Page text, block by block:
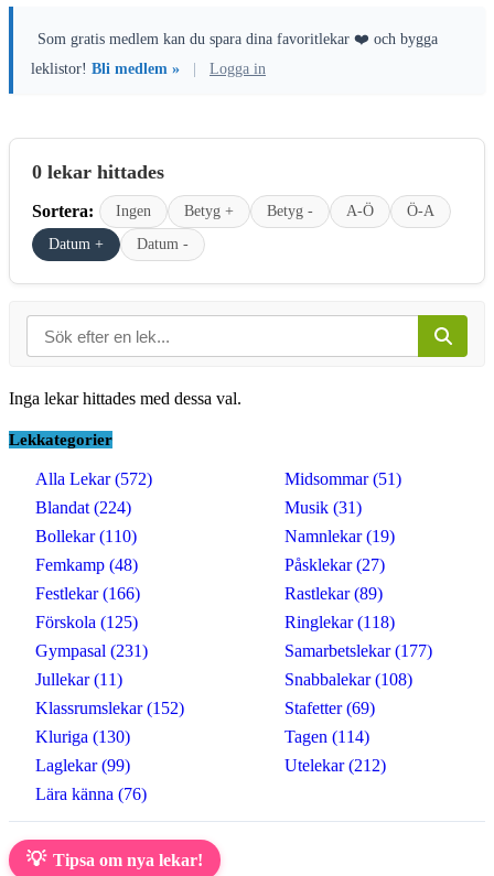
Som gratis medlem kan du spara dina favoritlekar ❤️ och bygga
leklistor! Bli medlem » Logga in
0 lekar hittades
Sortera: Ingen Betyg + Betyg - A-Ö
Ö-A
Datum +
Datum -
Inga lekar hittades med dessa val.
Lekkategorier
Alla Lekar (572)
Blandat (224)
Bollekar (110)
Femkamp (48)
Festlekar (166)
Förskola (125)
Gympasal (231)
Jullekar (11)
Klassrumslekar (152)
Kluriga (130)
Laglekar (99)
Lära känna (76)
Midsommar (51)
Musik (31)
Namnlekar (19)
Påsklekar (27)
Rastlekar (89)
Ringlekar (118)
Samarbetslekar (177)
Snabbalekar (108)
Stafetter (69)
Tagen (114)
Utelekar (212)
💡 Tipsa om nya lekar!